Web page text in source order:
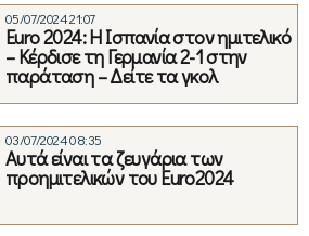
05/07/2024 21:07
Euro 2024: Η Ισπανία στον ημιτελικό
– Κέρδισε τη Γερμανία 2-1 στην
παράταση – Δείτε τα γκολ
03/07/2024 08:35
Αυτά είναι τα ζευγάρια των
προημιτελικών του Euro2024